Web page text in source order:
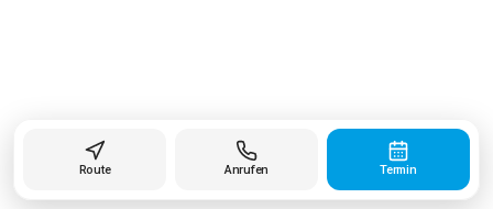
Route Anrufen Termin